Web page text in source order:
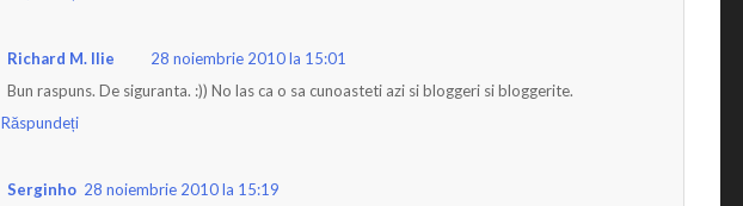
Richard M. Ilie
28 noiembrie 2010 la 15:01
Bun raspuns. De siguranta. :)) No las ca o sa cunoasteti azi si bloggeri si bloggerite.
Răspundeți
Serginho 28 noiembrie 2010 la 15:19